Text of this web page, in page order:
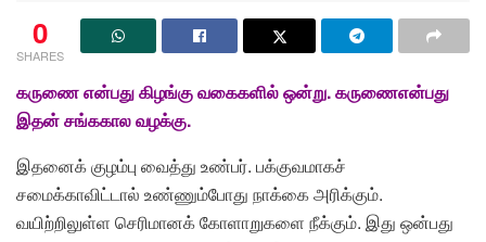
0
SHARES
கருணை என்பது கிழங்கு வகைகளில் ஒன்று. கருணைஎன்பது
இதன் சங்ககால வழக்கு.
இதனைக் குழம்பு வைத்து உண்பர். பக்குவமாகச்
சமைக்காவிட்டால் உண்ணும்போது நாக்கை அரிக்கும்.
வயிற்றிலுள்ள செரிமானக் கோளாறுகளை நீக்கும். இது ஒன்பது